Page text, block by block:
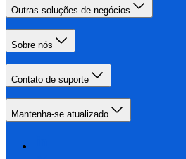
Outras soluções de negócios
Sobre nós
Contato de suporte
Mantenha-se atualizado